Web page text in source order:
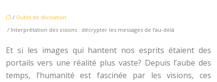
/ Outils de divination
/ Interprétation des visions : décrypter les messages de l’au-delà
Et si les images qui hantent nos esprits étaient des
portails vers une réalité plus vaste? Depuis l’aube des
temps, l’humanité est fascinée par les visions, ces